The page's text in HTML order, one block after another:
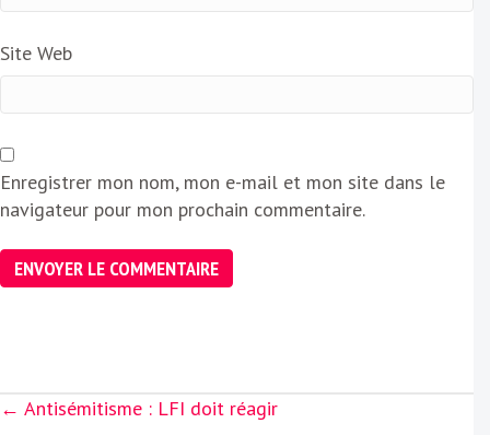
Site Web
Enregistrer mon nom, mon e-mail et mon site dans le
navigateur pour mon prochain commentaire.
Posts
← Antisémitisme : LFI doit réagir